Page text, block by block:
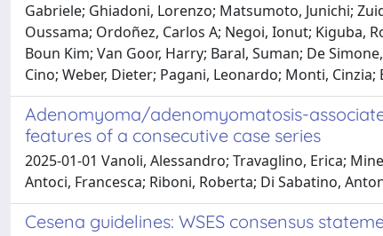
Gabriele; Ghiadoni, Lorenzo; Matsumoto, Junichi;
Oussama; Ordoñez, Carlos A; Negoi, Ionut; Kiguba,
Boun Kim; Van Goor, Harry; Baral, Suman; De
Cino; Weber, Dieter; Pagani, Leonardo; Monti,
Adenomyoma/adenomyomatosis-
features of a consecutive case series
2025-01-01 Vanoli, Alessandro; Travaglino, Erica;
Antoci, Francesca; Riboni, Roberta; Di Sabatino,
Cesena guidelines: WSES consensus